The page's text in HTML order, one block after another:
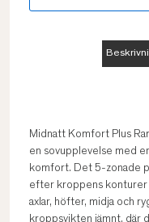
Midnatt Komfort Plus
en sovupplevelse med
komfort. Det 5-zonade
efter kroppens
axlar, höfter, midja och
kroppsvikten jämnt, där